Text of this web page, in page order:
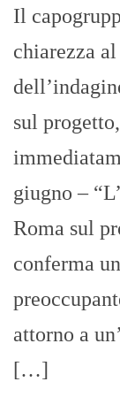
Il
chiarezza
sul
giugno –
Roma sul
conferma
attorno a
[…]